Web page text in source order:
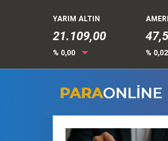
YARIM ALTIN
21.109,00
% 0,00 % 0,02